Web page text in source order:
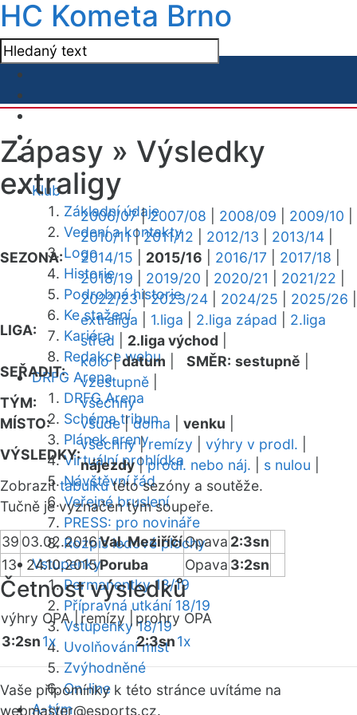
HC Kometa Brno
Klub
Základní údaje
Vedení a kontakty
Logo
Historie
Podrobná historie
Ke stažení
Kariéra
Redakce webu
DRFG Arena
DRFG Arena
Schéma tribun
Plánek areny
Virtuální prohlídka
Návštěvní řád
Veřejné bruslení
PRESS: pro novináře
Rozpis ledové plochy
Vstupenky
Permanentky 18/19
Přípravná utkání 18/19
Vstupenky 18/19
Uvolňování míst
Zvýhodněné
On-line
A-tým
Zápasy » Výsledky
extraligy
SEZONA:
2006/07|2007/08 2008/09 2009/10
2010/11|2011/12 2012/13 2013/14
2014/15
2015/16 2016/17 2017/18
2018/19
2019/20 2020/21 2021/22
2022/23|2023/24 2024/25 2025/26
LIGA:
extraliga 1.liga 2.liga západ
2.liga
střed
2.liga východ
SEŘADIT:
kolo|datum SMĚR: sestupně
vzestupně
TÝM:
všechny
MÍSTO:
všude|doma venku
VÝSLEDKY:
všechny|remízy výhry v prodl.
nájezdy|prodl. nebo náj. s nulou
Zobrazittabulkutéto sezóny a soutěže.
Tučně je vyznačen tým soupeře.
39 03.02.2016Val. MeziříčíOpava 2:3sn
13
24.10.2015Poruba Opava 3:2sn
Četnost výsledků
výhry OPA | remízy |
prohry OPA
3:2sn1x 2:3sn1x
Vaše připomínky k této stránce uvítáme na
webmaster@esports.cz.